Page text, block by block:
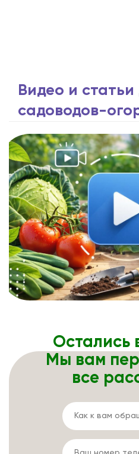
Видео и статьи
садоводов-
Остались
Мы вам
все